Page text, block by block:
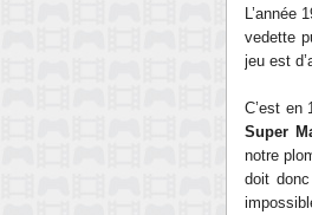
L’année
vedette
jeu est
C’est en
Super
notre
doit